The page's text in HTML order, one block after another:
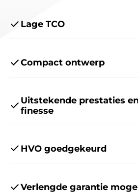
Lage TCO
Compact ontwerp
Uitstekende prestaties
finesse
HVO goedgekeurd
Verlengde garantie